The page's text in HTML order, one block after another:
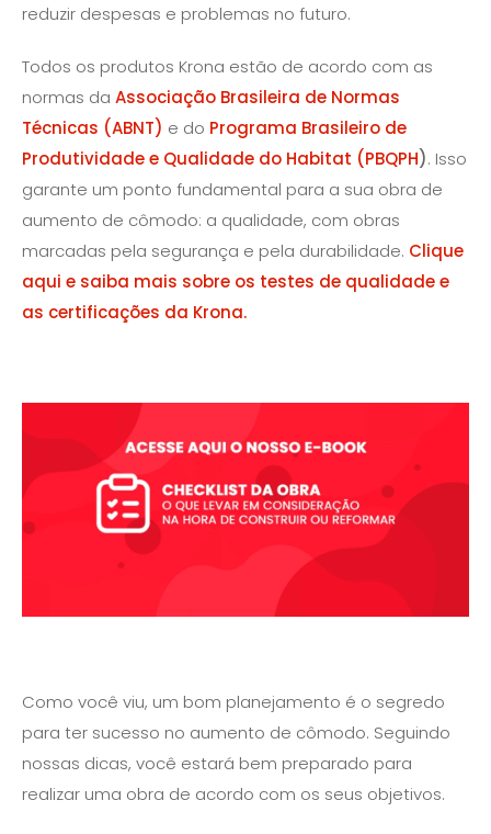
reduzir despesas e problemas no futuro.
Todos os produtos Krona estão de acordo com as
normas da Associação Brasileira de Normas
Técnicas (ABNT) e do Programa Brasileiro de
Produtividade e Qualidade do Habitat (PBQPH). Isso
garante um ponto fundamental para a sua obra de
aumento de cômodo: a qualidade, com obras
marcadas pela segurança e pela durabilidade. Clique
aqui e saiba mais sobre os testes de qualidade e
as certificações da Krona.
Como você viu, um bom planejamento é o segredo
para ter sucesso no aumento de cômodo. Seguindo
nossas dicas, você estará bem preparado para
realizar uma obra de acordo com os seus objetivos.